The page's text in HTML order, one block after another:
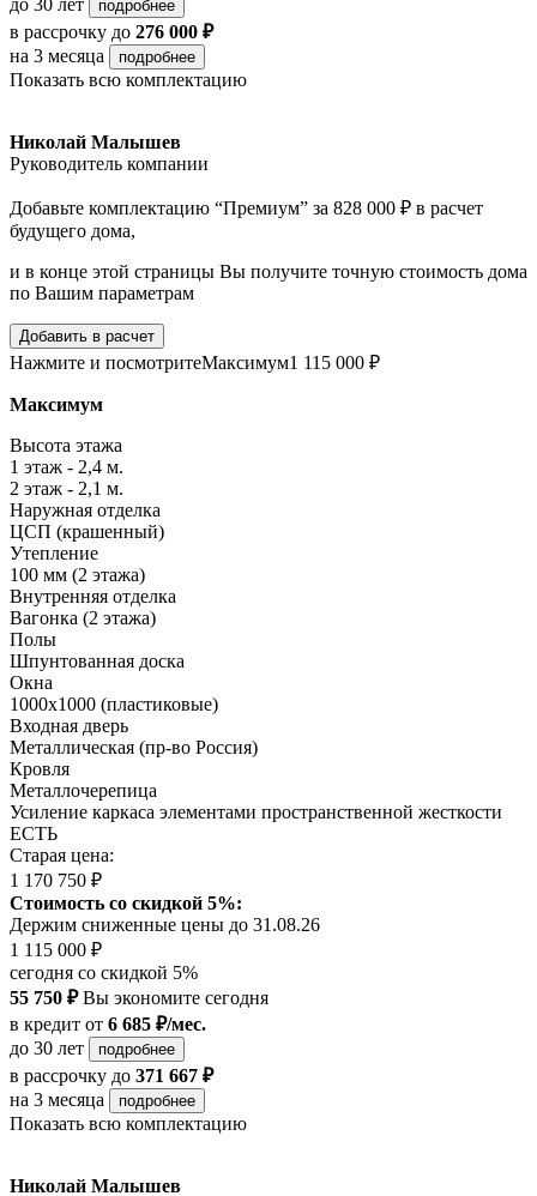
до 30 лет подробнее
в рассрочку до 276 000 ₽
на 3 месяца
подробнее
Показать всю комплектацию
Николай Малышев
Руководитель компании
Добавьте комплектацию “Премиум” за 828 000 ₽ в расчет
будущего дома,
и в конце этой страницы Вы получите точную стоимость дома
по Вашим параметрам
Добавить в расчет
Нажмите и посмотритеМаксимум1 115 000 ₽
Максимум
Высота этажа
1 этаж - 2,4 м.
2 этаж - 2,1 м.
Наружная отделка
ЦСП (крашенный)
Утепление
100 мм (2 этажа)
Внутренняя отделка
Вагонка (2 этажа)
Полы
Шпунтованная доска
Окна
1000х1000 (пластиковые)
Входная дверь
Металлическая (пр-во Россия)
Кровля
Металлочерепица
Усиление каркаса элементами пространственной жесткости
ЕСТЬ
Старая цена:
1 170 750 ₽
Стоимость со скидкой 5%:
Держим сниженные цены до 31.08.26
1 115 000 ₽
сегодня со скидкой 5%
55 750 ₽Вы экономите сегодня
в кредит от 6 685 ₽/мес.
до 30 лет
подробнее
в рассрочку до 371 667 ₽
на 3 месяца
подробнее
Показать всю комплектацию
Николай Малышев